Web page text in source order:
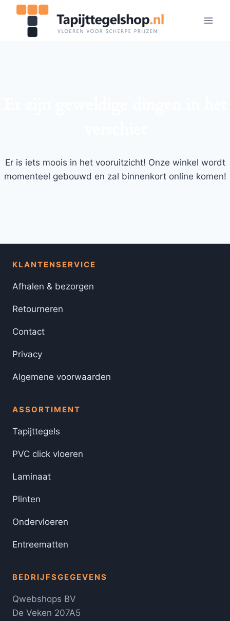
Doorgaan
inhoud
Er is iets moois in het vooruitzicht! Onze winkel wordt
momenteel gebouwd en zal binnenkort online komen!
KLANTENSERVICE
Afhalen & bezorgen
Retourneren
Contact
Privacy
Algemene voorwaarden
ASSORTIMENT
Tapijttegels
PVC click vloeren
Laminaat
Plinten
Ondervloeren
Entreematten
BEDRIJFSGEGEVENS
Qwebshops BV
De Veken 207A5